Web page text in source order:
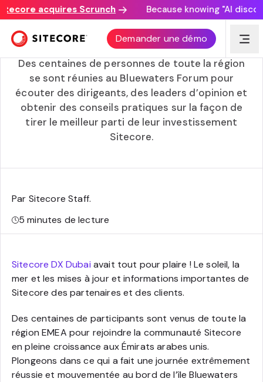
acquires Scrunch Because knowing "AI discovery
Demander une démo
Sitecore DX Dubaï : Pleins feux sur l’orientation client
de Sitecore
Des centaines de personnes de toute la région
se sont réunies au Bluewaters Forum pour
écouter des dirigeants, des leaders d’opinion et
obtenir des conseils pratiques sur la façon de
tirer le meilleur parti de leur investissement
Sitecore.
Par Sitecore Staff.
5minutes de lecture
Sitecore DX Dubai avait tout pour plaire ! Le soleil, la
mer et les mises à jour et informations importantes de
Sitecore des partenaires et des clients.
Des centaines de participants sont venus de toute la
région EMEA pour rejoindre la communauté Sitecore
en pleine croissance aux Émirats arabes unis.
Plongeons dans ce qui a fait une journée extrêmement
réussie et mouvementée au bord de l’île Bluewaters